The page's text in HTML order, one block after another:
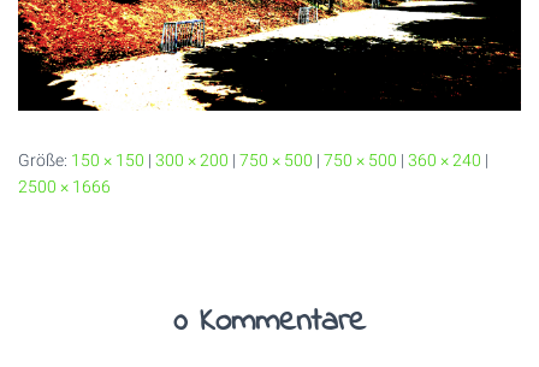
Größe: 150 × 150 | 300 × 200 | 750 × 500 | 750 × 500 | 360 × 240 |
2500 × 1666
0 Kommentare